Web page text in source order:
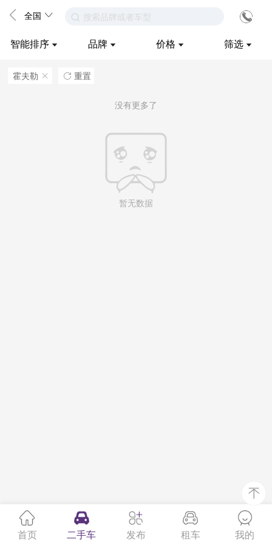
全国 搜索品牌或者车型
智能排序 品牌 价格 筛选
霍夫勒 ဆ  重置
没有更多了
首页 二手车 发布 租车 我的